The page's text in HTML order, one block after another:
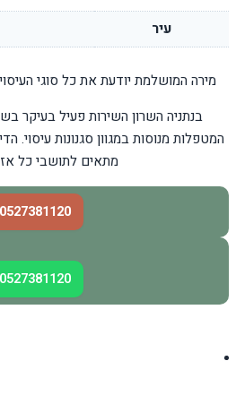
עיר
מירה המושלמת יודעת את כל סוגי
בנתניה השרון השירות פעיל בעיקר
המטפלות מנוסות במגוון סגנונות עיסוי.
מתאים לתושבי כל
0527381120
0527381120